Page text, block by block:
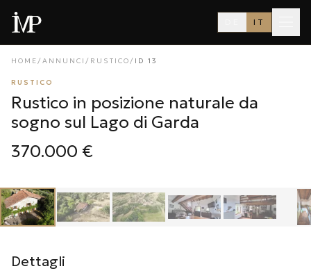
IT
HOME/ANNUNCI / RUSTICO/ ID 13
RUSTICO
Rustico in posizione naturale da
sogno sul Lago di Garda
370.000 €
Dettagli